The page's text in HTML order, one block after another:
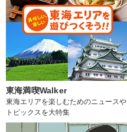
東海満喫Walker
東海エリアを楽しむためのニュースや
トピックスを大特集